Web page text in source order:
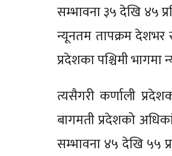
सम्भावना ३५ देखि ४५
न्यूनतम तापक्रम देशभर
प्रदेशका पश्चिमी
त्यसैगरी कर्णाली
बागमती प्रदेशको
सम्भावना ४५ देखि ५५